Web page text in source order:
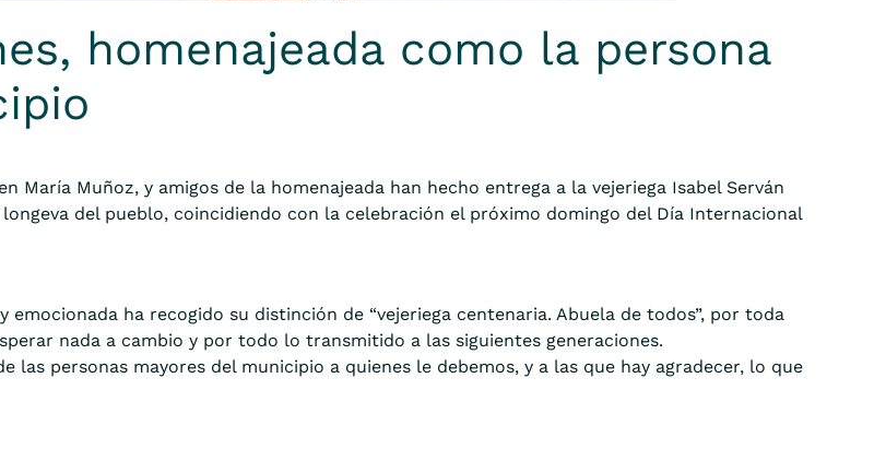
homenajeada como la persona
María Muñoz, y amigos de la homenajeada han hecho entrega a la vejeriega Isabel Serván
del pueblo, coincidiendo con la celebración el próximo domingo del Día Internacional
emocionada ha recogido su distinción de “vejeriega centenaria. Abuela de todos”, por toda
nada a cambio y por todo lo transmitido a las siguientes generaciones.
personas mayores del municipio a quienes le debemos, y a las que hay agradecer, lo que